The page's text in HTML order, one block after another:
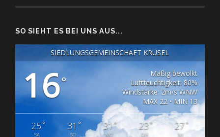
SO SIEHT ES BEI UNS AUS...
SIEDLUNGSGEMEINSCHAFT KRÜSEL
16°
Mäßig bewölkt
Luftfeuchtigkeit: 80%
Windstärke: 2m/s WNW
MAX 22 • MIN 13
25°
SA
31 °
SO
31°
MO
23°
DIE
27°
MI